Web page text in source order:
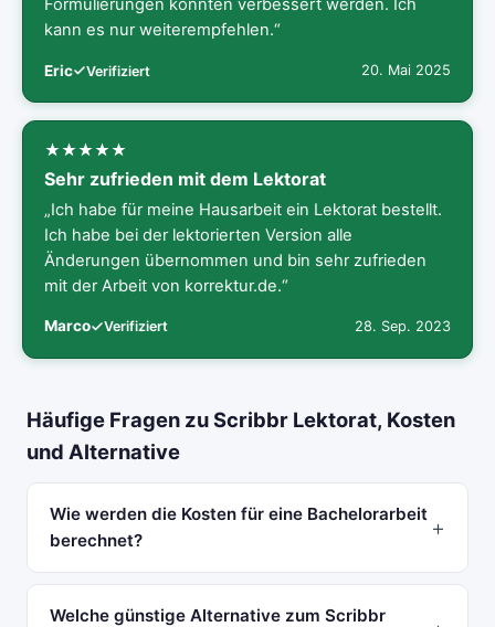
Formulierungen konnten verbessert werden. Ich
kann es nur weiterempfehlen.“
Eric Verifiziert 20. Mai 2025
Sehr zufrieden mit dem Lektorat
„Ich habe für meine Hausarbeit ein Lektorat bestellt.
Ich habe bei der lektorierten Version alle
Änderungen übernommen und bin sehr zufrieden
mit der Arbeit von korrektur.de.“
Marco Verifiziert 28. Sep. 2023
Häufige Fragen zu Scribbr Lektorat, Kosten
und Alternative
Wie werden die Kosten für eine Bachelorarbeit
berechnet?
Welche günstige Alternative zum Scribbr